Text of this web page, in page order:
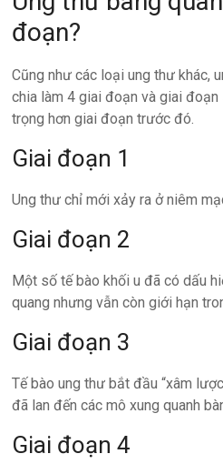
đoạn?
Cũng như các loại ung thư khác,
chia làm 4 giai đoạn và giai
trọng hơn giai đoạn trước đó.
Giai đoạn 1
Ung thư chỉ mới xảy ra ở niêm
Giai đoạn 2
Một số tế bào khối u đã có dấu
quang nhưng vẫn còn giới hạn
Giai đoạn 3
Tế bào ung thư bắt đầu “xâm
đã lan đến các mô xung quanh
Giai đoạn 4